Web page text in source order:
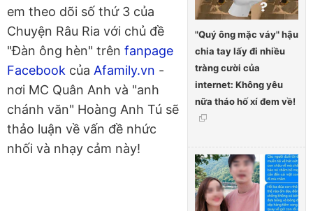
"Quý ông mặc váy" hậu
chia tay lấy đi nhiều
tràng cười của
internet: Không yêu
nữa tháo hố xí đem về!
em theo dõi số thứ 3 của
Chuyện Râu Ria với chủ đề
"Đàn ông hèn" trên fanpage
Facebook của Afamily.vn -
nơi MC Quân Anh và "anh
chánh văn" Hoàng Anh Tú sẽ
thảo luận về vấn đề nhức
nhối và nhạy cảm này!